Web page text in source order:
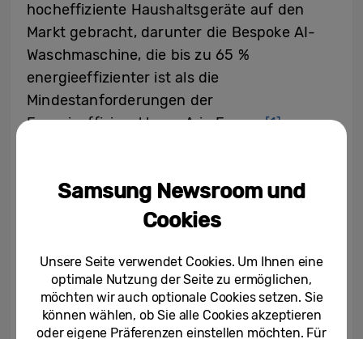
hocheffiziente Haushaltsgeräte auf den
Markt gebracht, darunter die Bespoke AI-
Waschmaschine, die bis zu 65 %
energieeffizienter ist als die
Mindestanforderungen der
Energieeffizienzklasse A in Europa[1],
Nachhaltigkeitsanforderungen gerecht
Lateinamerika verzeichnet weiterhin eine
starke Dynamik, angeführt von Lösungen
für Wäschepflege und Klimatisierung,
während das steigende Interesse an Smart-
Samsung Newsroom und
Cookies
Unsere Seite verwendet Cookies. Um Ihnen eine
optimale Nutzung der Seite zu ermöglichen,
möchten wir auch optionale Cookies setzen. Sie
können wählen, ob Sie alle Cookies akzeptieren
oder eigene Präferenzen einstellen möchten. Für